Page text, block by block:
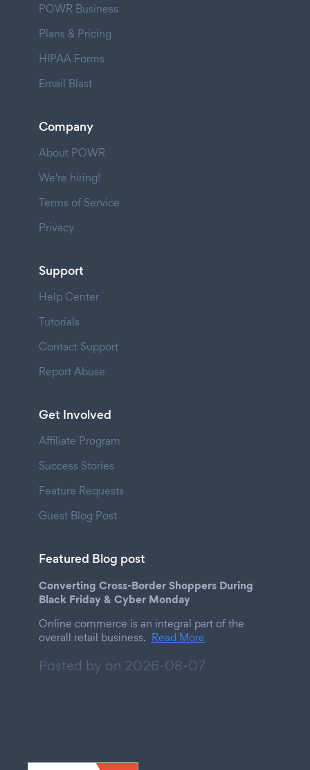
POWR Business
Plans & Pricing
HIPAA Forms
Email Blast
Company
About POWR
We're hiring!
Terms of Service
Privacy
Support
Help Center
Tutorials
Contact Support
Report Abuse
Get Involved
Affiliate Program
Success Stories
Feature Requests
Guest Blog Post
Featured Blog post
Converting Cross-Border Shoppers During
Black Friday & Cyber Monday
Online commerce is an integral part of the
overall retail business. Read More
Posted by on 2026-08-07